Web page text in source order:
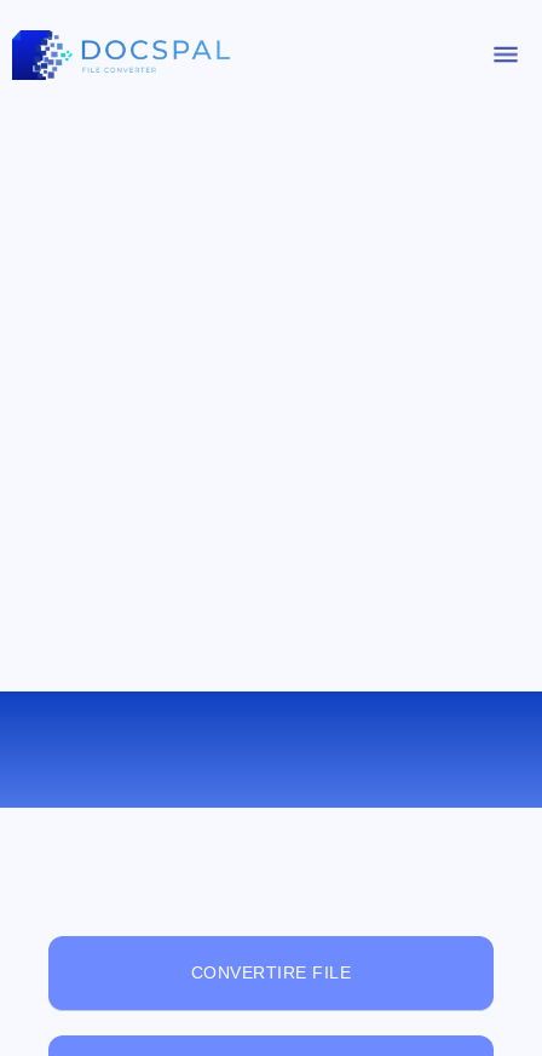
CONVERTIRE FILE